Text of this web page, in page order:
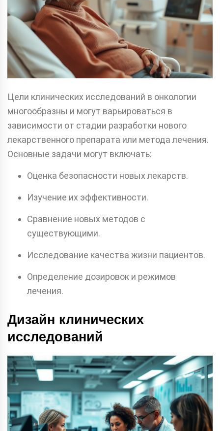
Цели клинических исследований в онкологии
многообразны и могут варьироваться в
зависимости от стадии разработки нового
лекарственного препарата или метода лечения.
Основные задачи могут включать:
Оценка безопасности новых лекарств.
Изучение их эффективности.
Сравнение новых методов с
существующими.
Исследование качества жизни пациентов.
Определение дозировок и режимов
лечения.
Дизайн клинических
исследований